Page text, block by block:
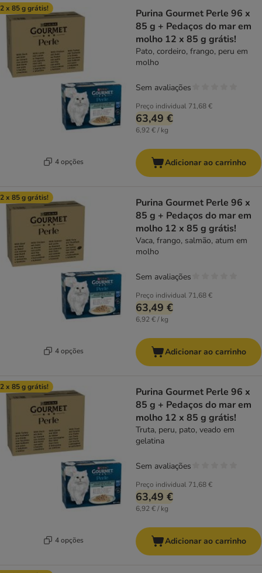
x 85 g grátis!
4 opções
Purina Gourmet Perle 96 x
85 g + Pedaços do mar em
molho 12 x 85 g grátis!
Pato, cordeiro, frango, peru em
molho
Preço individual 71,68 €
63,49 €
6,92 € / kg
Sem avaliações
Adicionar ao carrinho
x 85 g grátis!
4 opções
Purina Gourmet Perle 96 x
85 g + Pedaços do mar em
molho 12 x 85 g grátis!
Vaca, frango, salmão, atum em
molho
Preço individual 71,68 €
63,49 €
6,92 € / kg
Sem avaliações
Adicionar ao carrinho
x 85 g grátis!
4 opções
Purina Gourmet Perle 96 x
85 g + Pedaços do mar em
molho 12 x 85 g grátis!
Truta, peru, pato, veado em
gelatina
Preço individual 71,68 €
63,49 €
6,92 € / kg
Sem avaliações
Adicionar ao carrinho